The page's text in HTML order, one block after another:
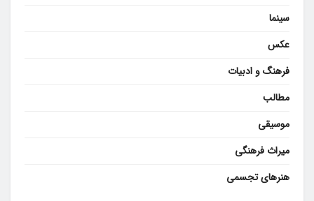
سینما
عکس
فرهنگ و ادبیات
مطالب
موسیقی
میراث فرهنگی
هنرهای تجسمی